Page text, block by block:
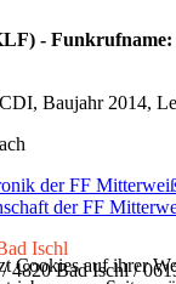
-
Baujahr 2014,
der FF
der FF
Ischl
4820 Bad Ischl /
Cookies auf ihrer